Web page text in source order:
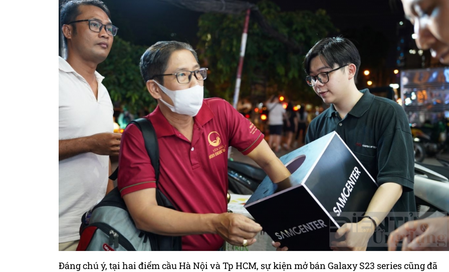
Đáng chú ý, tại hai điểm cầu Hà Nội và Tp HCM, sự kiện mở bán Galaxy S23 series cũng đã